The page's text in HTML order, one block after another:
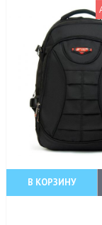
В КОРЗИНУ